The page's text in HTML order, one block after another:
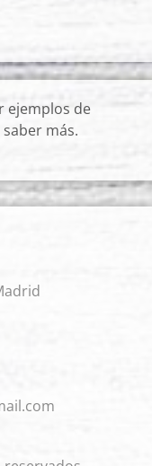
ejemplos de
más.
l.com